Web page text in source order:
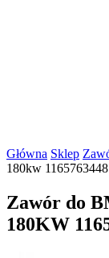
Główna Sklep
180kw
Zawór do
180KW